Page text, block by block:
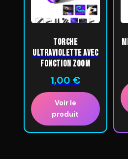
torche
ultraviolette avec
fonction Zoom
1,00 €
Voir le
produit